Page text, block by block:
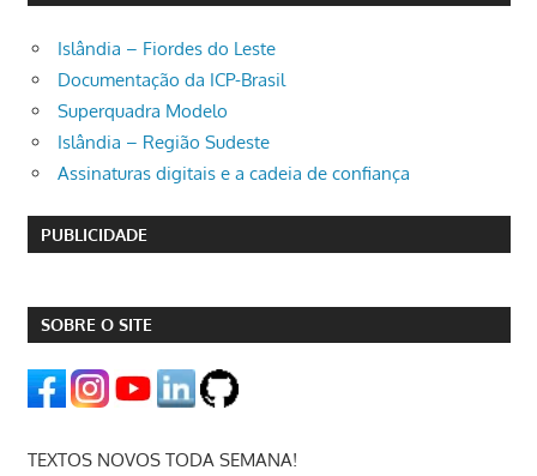
Islândia – Fiordes do Leste
Documentação da ICP-Brasil
Superquadra Modelo
Islândia – Região Sudeste
Assinaturas digitais e a cadeia de confiança
PUBLICIDADE
SOBRE O SITE
TEXTOS NOVOS TODA SEMANA!